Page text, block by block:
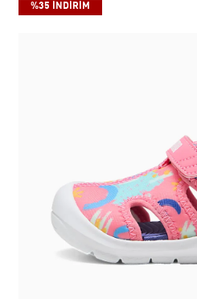
%35 İNDİRİM